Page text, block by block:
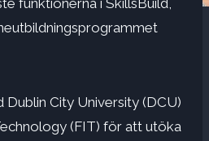
City University (DCU)
(FIT) för att utöka